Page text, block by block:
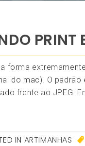
forma
do mac). O padrão
frente ao JPEG.
IN ARTIMANHAS